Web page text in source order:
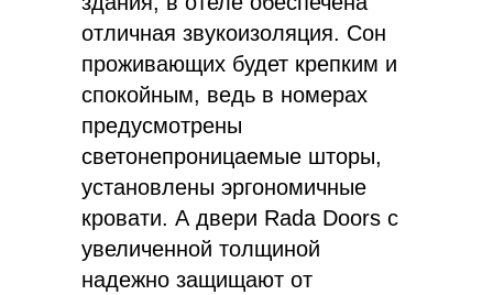
отличная звукоизоляция. Сон
проживающих будет крепким и
спокойным, ведь в номерах
предусмотрены
светонепроницаемые шторы,
установлены эргономичные
кровати. А двери Rada Doors с
увеличенной толщиной
надежно защищают от